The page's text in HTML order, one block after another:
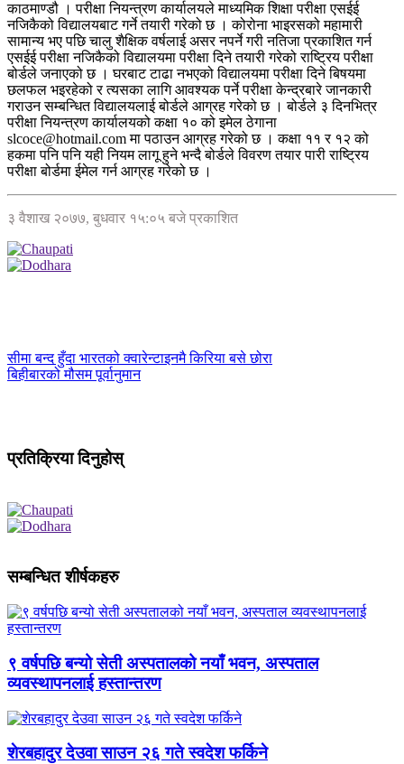
काठमाण्डौ । परीक्षा नियन्त्रण कार्यालयले माध्यमिक शिक्षा परीक्षा एसईई
नजिकैको विद्यालयबाट गर्ने तयारी गरेको छ । कोरोना भाइरसको महामारी
सामान्य भए पछि चालु शैक्षिक वर्षलाई असर नपर्ने गरी नतिजा प्रकाशित गर्न
एसईई परीक्षा नजिकैको विद्यालयमा परीक्षा दिने तयारी गरेको राष्ट्रिय परीक्षा
बोर्डले जनाएको छ । घरबाट टाढा नभएको विद्यालयमा परीक्षा दिने बिषयमा
छलफल भइरहेको र त्यसका लागि आवश्यक पर्ने परीक्षा केन्द्रबारे जानकारी
गराउन सम्बन्धित विद्यालयलाई बोर्डले आग्रह गरेको छ । बोर्डले ३ दिनभित्र
परीक्षा नियन्त्रण कार्यालयको कक्षा १० को इमेल ठेगाना
slcoce@hotmail.com मा पठाउन आग्रह गरेको छ । कक्षा ११ र १२ को
हकमा पनि पनि यही नियम लागू हुने भन्दै बोर्डले विवरण तयार पारी राष्ट्रिय
परीक्षा बोर्डमा ईमेल गर्न आग्रह गरेको छ ।
३ वैशाख २०७७, बुधवार १५:०५ बजे प्रकाशित
सीमा बन्द हुँदा भारतको क्वारेन्टाइनमै किरिया बसे छोरा
बिहीबारको मौसम पूर्वानुमान
प्रतिक्रिया दिनुहोस्
सम्बन्धित शीर्षकहरु
९ वर्षपछि बन्यो सेती अस्पतालको नयाँ भवन, अस्पताल
व्यवस्थापनलाई हस्तान्तरण
शेरबहादुर देउवा साउन २६ गते स्वदेश फर्किने